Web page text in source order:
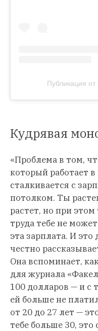
Публикация
Кудрявая
«Проблема в том,
который работает
сталкивается с
потолком. Ты
растет, но при
труда тебе не
эта зарплата. И
честно
Она вспоминает,
для журнала
100 долларов — и с
ей больше не
от 20 до 27 лет —
тебе больше 30,